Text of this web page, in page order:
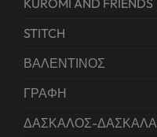
STITCH
ΒΑΛΕΝΤΙΝΟΣ
ΓΡΑΦΗ
ΔΑΣΚΑΛΟΣ-ΔΑΣΚΑΛΑ